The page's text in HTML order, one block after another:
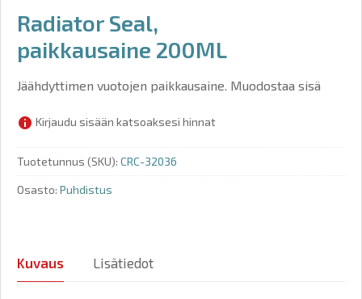
Radiator Seal,
paikkausaine 200ML
Jäähdyttimen vuotojen paikkausaine. Muodostaa sisä
Kirjaudu sisään katsoaksesi hinnat
Tuotetunnus (SKU): CRC-32036
Osasto: Puhdistus
Kuvaus Lisätiedot